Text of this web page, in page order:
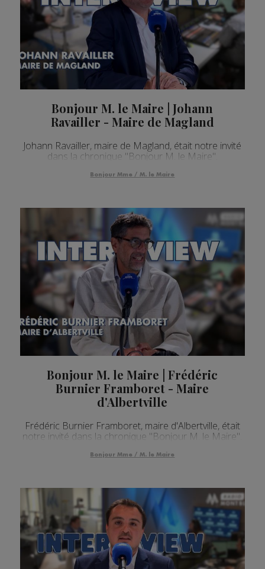
Bonjour M. le Maire | Johann
Ravailler - Maire de Magland
Johann Ravailler, maire de Magland, était notre invité
dans la chronique "Bonjour M. le Maire".
Bonjour Mme / M. le Maire
Bonjour M. le Maire | Frédéric
Burnier Framboret - Maire
d'Albertville
Frédéric Burnier Framboret, maire d'Albertville, était
notre invité dans la chronique "Bonjour M. le Maire".
Bonjour Mme / M. le Maire